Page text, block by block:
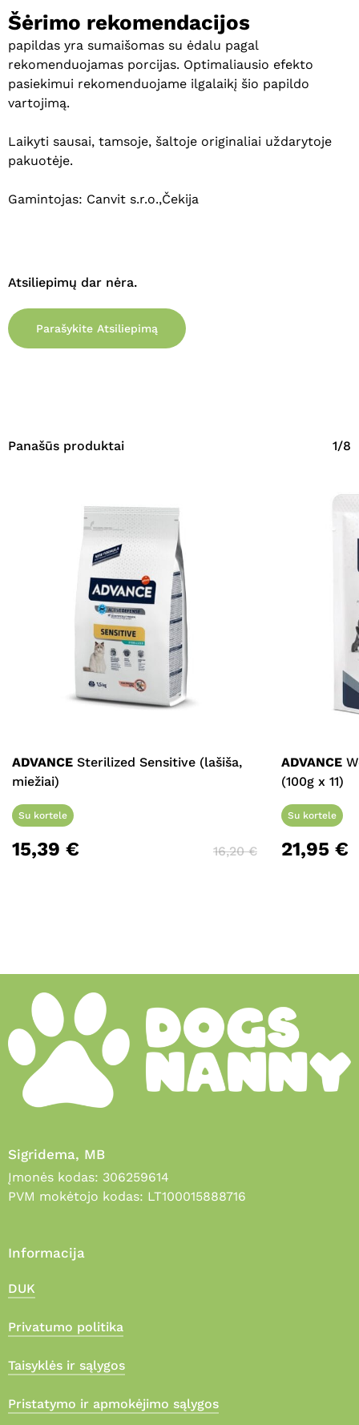
Krepšelyje nėra produktų.
Eiti Į Parduotuvę
Šėrimo rekomendacijos
papildas yra sumaišomas su ėdalu pagal
rekomenduojamas porcijas. Optimaliausio efekto
pasiekimui rekomenduojame ilgalaikį šio papildo
vartojimą.
Laikyti sausai, tamsoje, šaltoje originaliai uždarytoje
pakuotėje.
Gamintojas: Canvit s.r.o.,Čekija
Atsiliepimų dar nėra.
Parašykite Atsiliepimą
Panašūs produktai 1/8
ADVANCE Sterilized Sensitive (lašiša,
miežiai)
Su kortele
15,39 € 16,20€
ADVANCE
(100g x 11)
Su kortele
21,95 €
Sigridema, MB
Įmonės kodas: 306259614
PVM mokėtojo kodas: LT100015888716
Informacija
DUK
Privatumo politika
Taisyklės ir sąlygos
Pristatymo ir apmokėjimo sąlygos